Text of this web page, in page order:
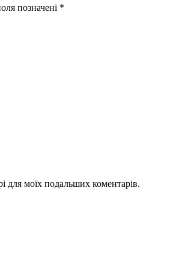
позначені *
для моїх подальших коментарів.